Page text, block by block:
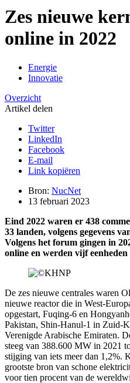
Zes nieuwe
online in 2022
Energie
Innovatie
Overzicht
Artikel delen
Twitter
LinkedIn
Facebook
E-mail
Link kopiëren
Bron: NucNet
13 februari 2023
Eind 2022 waren er 438
33 landen, volgens gegevens
Volgens het forum gingen in
online en werden vijf
De zes nieuwe centrales waren
nieuwe reactor die in West-
opgestart, Fuqing-6 en
Pakistan, Shin-Hanul-1 in Zuid-
Verenigde Arabische Emiraten.
steeg van 388.600 MW in 2021
stijging van iets meer dan 1,2%.
grootste bron van schone
voor tien procent van de